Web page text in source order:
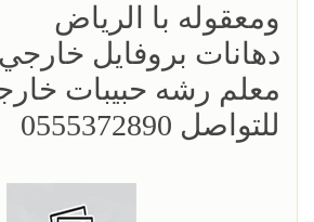
ومعقوله با الرياض
دهانات بروفايل خارجي
معلم رشه حبيبات
للتواصل 0555372890